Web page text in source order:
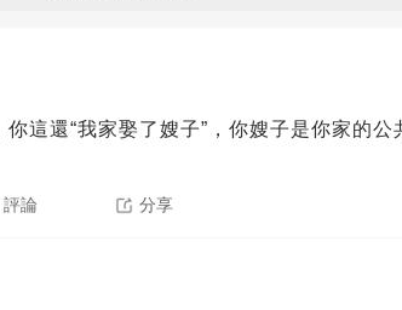
這還“我家娶了嫂子”，你嫂子是你家的公
評論 分享